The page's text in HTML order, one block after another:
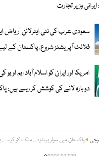
وزیر تجارت
سعودی عرب کی نئی ایئرلائن ‘ریاض
فلائٹ آپریشنز شروع، پاکستان کے
امریکا اور ایران کو اسلام آباد ایم او
دوبارہ لانے کی کوشش کر رہے ہیں:
پاکستان میں سولر پینلز نے ملک کو کیسے